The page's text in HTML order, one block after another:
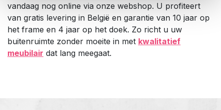
vandaag nog online via onze webshop. U profiteert
van gratis levering in België en garantie van 10 jaar op
het frame en 4 jaar op het doek. Zo richt u uw
buitenruimte zonder moeite in met kwalitatief
meubilair dat lang meegaat.